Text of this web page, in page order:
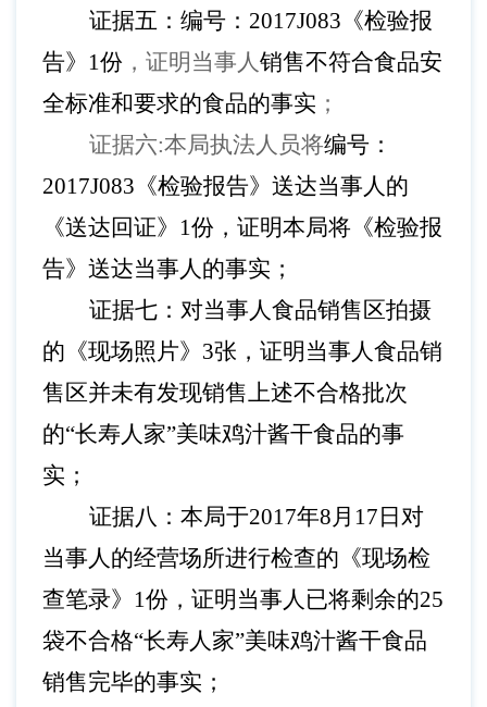
证据五： 编号： 2017J083《检验报
告》1份 ，证明当事人销售不符合食品安
全标准和要求的食品的事实 ；
证据六:本局执法人员将编号：
2017J083《检验报告》送达当事人的
《送达回证》1份，证明本局将《检验报
告》送达当事人的事实；
证据七：对当事人食品销售区拍摄
的《现场照片》 3张，证明当事人食品销
售区并未有发现销售上述不合格批次
的“长寿人家”美味鸡汁酱干食品的事
实；
证据八：本局于2017年8月17日对
当事人的经营场所进行检查的《现场检
查笔录》1份，证明当事人已将剩余的25
袋不合格“长寿人家”美味鸡汁酱干食品
销售完毕的事实 ；